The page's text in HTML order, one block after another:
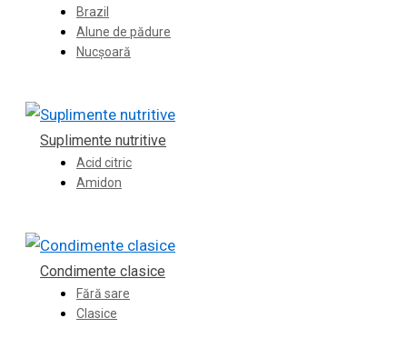
Brazil
Alune de pădure
Nucșoară
Suplimente nutritive
Acid citric
Amidon
Condimente clasice
Fără sare
Clasice